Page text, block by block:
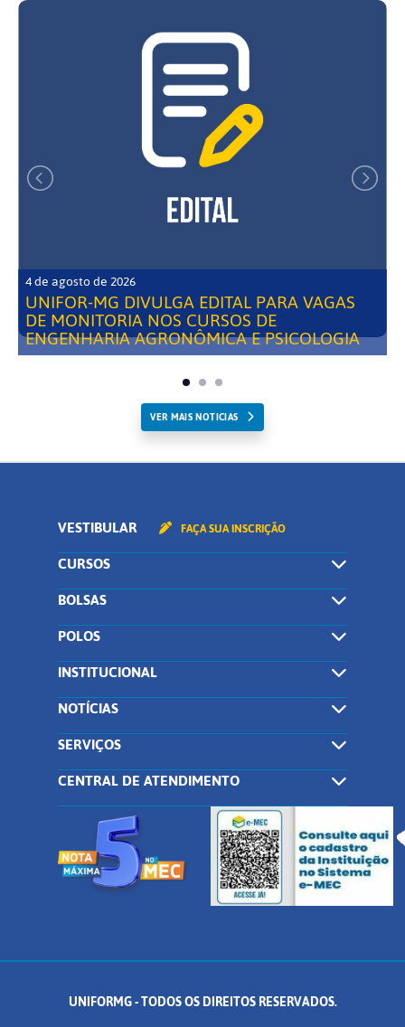
4 de agosto de 2026
UNIFOR-MG DIVULGA EDITAL PARA VAGAS
DE MONITORIA NOS CURSOS DE
ENGENHARIA AGRONÔMICA E PSICOLOGIA
VER MAIS NOTICIAS
VESTIBULAR FAÇA SUA INSCRIÇÃO
CURSOS
BOLSAS
POLOS
INSTITUCIONAL
NOTÍCIAS
SERVIÇOS
CENTRAL DE ATENDIMENTO
UNIFORMG - TODOS OS DIREITOS RESERVADOS.